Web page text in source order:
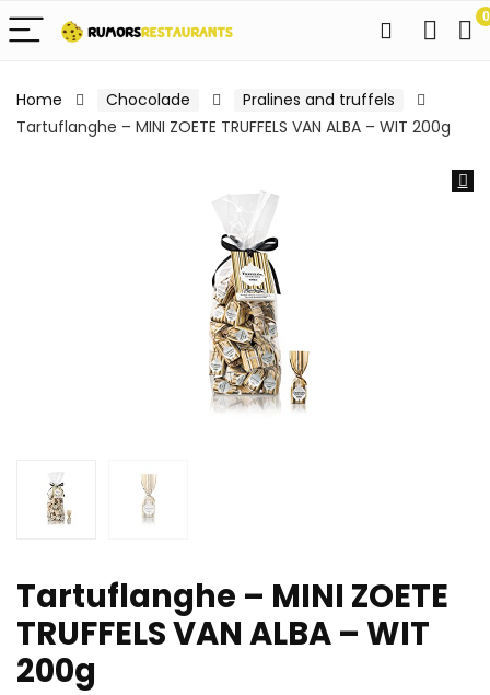
0
Home Chocolade
Pralines and truffels
Tartuflanghe – MINI ZOETE TRUFFELS VAN ALBA – WIT 200g
Tartuflanghe – MINI ZOETE
TRUFFELS VAN ALBA – WIT
200g